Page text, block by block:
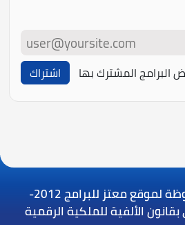
البرامج المشترك بها اشتراك
لموقع معتز للبرامج 2012-